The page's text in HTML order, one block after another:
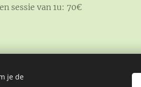
sessie van 1u: 70€
je de